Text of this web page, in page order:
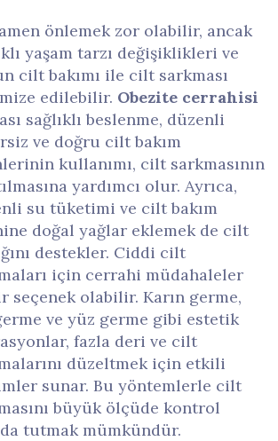
önlemek zor olabilir, ancak
yaşam tarzı değişiklikleri ve
cilt bakımı ile cilt sarkması
edilebilir. Obezite cerrahisi
sağlıklı beslenme, düzenli
ve doğru cilt bakım
kullanımı, cilt sarkmasının
yardımcı olur. Ayrıca,
su tüketimi ve cilt bakım
doğal yağlar eklemek de cilt
destekler. Ciddi cilt
için cerrahi müdahaleler
seçenek olabilir. Karın germe,
ve yüz germe gibi estetik
fazla deri ve cilt
düzeltmek için etkili
sunar. Bu yöntemlerle cilt
büyük ölçüde kontrol
tutmak mümkündür.